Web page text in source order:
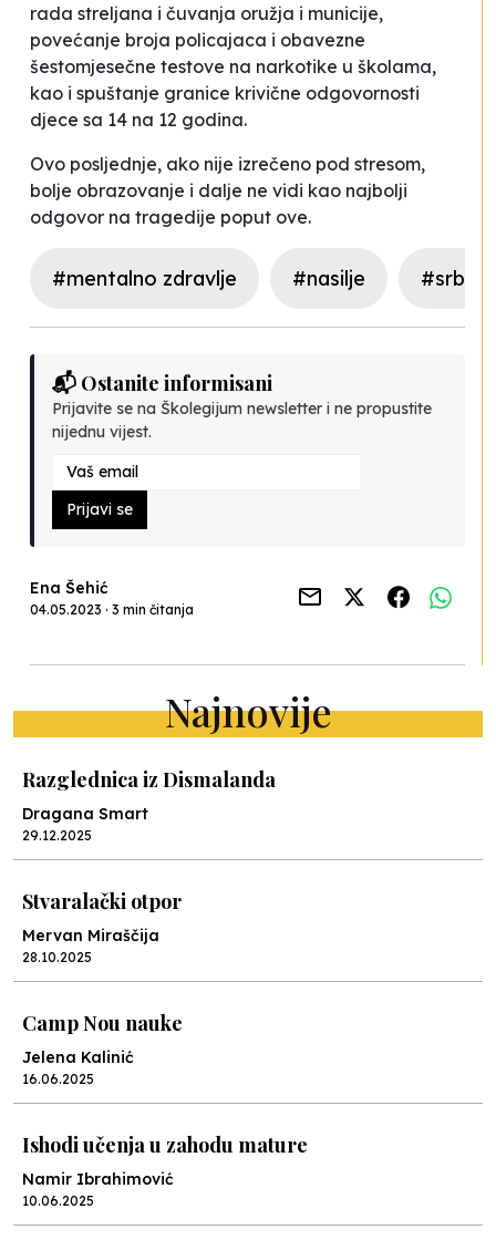
rada streljana i čuvanja oružja i municije,
povećanje broja policajaca i obavezne
šestomjesečne testove na narkotike u školama,
kao i spuštanje granice krivične odgovornosti
djece sa 14 na 12 godina.
Ovo posljednje, ako nije izrečeno pod stresom,
bolje obrazovanje i dalje ne vidi kao najbolji
odgovor na tragedije poput ove.
#mentalno zdravlje #nasilje #srbija
📬 Ostanite informisani
Prijavite se na Školegijum newsletter i ne propustite
nijednu vijest.
Prijavi se
Ena Šehić
04.05.2023 · 3 min čitanja
Najnovije
Razglednica iz Dismalanda
Dragana Smart
29.12.2025
Stvaralački otpor
Mervan Miraščija
28.10.2025
Camp Nou nauke
Jelena Kalinić
16.06.2025
Ishodi učenja u zahodu mature
Namir Ibrahimović
10.06.2025